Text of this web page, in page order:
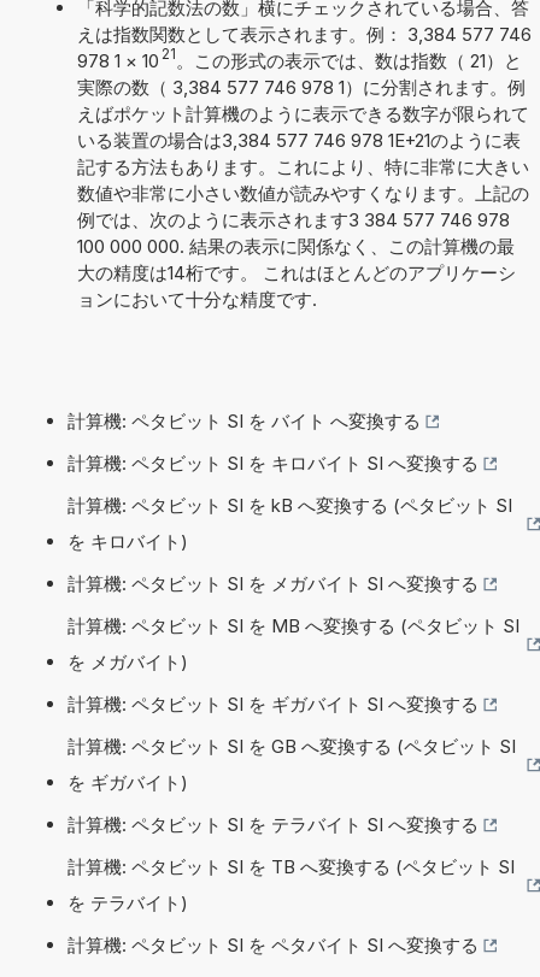
「科学的記数法の数」横にチェックされている場合、答
えは指数関数として表示されます。例： 3,384 577 746
978 1 × 10 21 。この形式の表示では、数は指数（ 21）と
実際の数（ 3,384 577 746 978 1）に分割されます。例
えばポケット計算機のように表示できる数字が限られて
いる装置の場合は3,384 577 746 978 1E+21のように表
記する方法もあります。これにより、特に非常に大きい
数値や非常に小さい数値が読みやすくなります。上記の
例では、次のように表示されます3 384 577 746 978
100 000 000. 結果の表示に関係なく、この計算機の最
大の精度は14桁です。 これはほとんどのアプリケーシ
ョンにおいて十分な精度です.
計算機: ペタビット SI を バイト へ変換する
計算機: ペタビット SI を キロバイト SI へ変換する
計算機: ペタビット SI を kB へ変換する (ペタビット SI
を キロバイト)
計算機: ペタビット SI を メガバイト SI へ変換する
計算機: ペタビット SI を MB へ変換する (ペタビット SI
を メガバイト)
計算機: ペタビット SI を ギガバイト SI へ変換する
計算機: ペタビット SI を GB へ変換する (ペタビット SI
を ギガバイト)
計算機: ペタビット SI を テラバイト SI へ変換する
計算機: ペタビット SI を TB へ変換する (ペタビット SI
を テラバイト)
計算機: ペタビット SI を ペタバイト SI へ変換する